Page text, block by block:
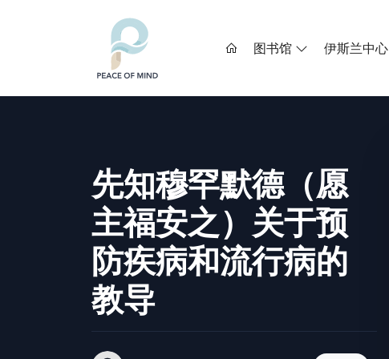
图书馆 伊斯兰中心
先知穆罕默德（愿
主福安之）关于预
防疾病和流行病的
教导